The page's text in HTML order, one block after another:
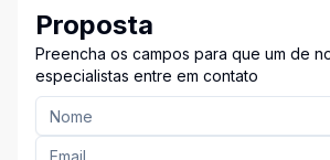
Proposta
Preencha os campos para que um de
especialistas entre em contato